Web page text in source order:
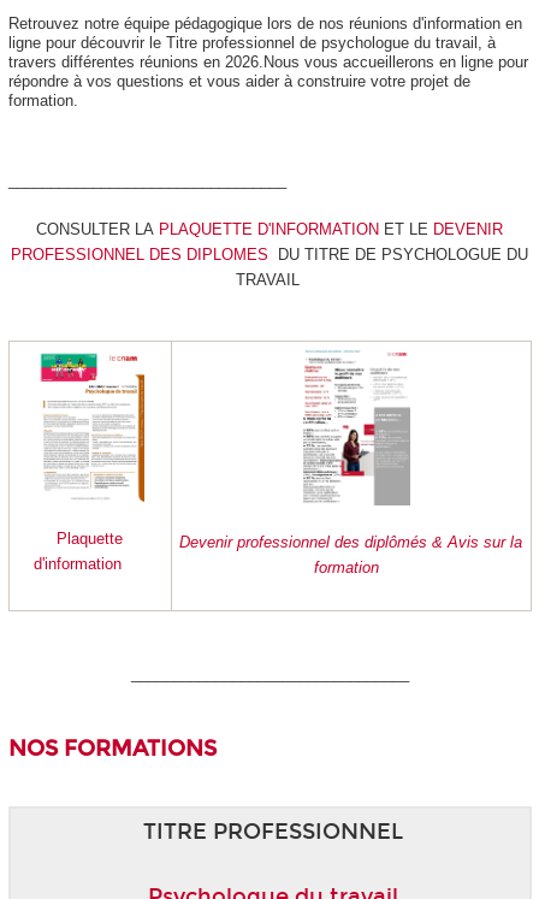
Retrouvez notre équipe pédagogique lors de nos réunions d'information en
ligne pour découvrir le Titre professionnel de psychologue du travail, à
travers différentes réunions en 2026.Nous vous accueillerons en ligne pour
répondre à vos questions et vous aider à construire votre projet de
formation.
CONSULTER LA PLAQUETTE D'INFORMATION ET LE DEVENIR
PROFESSIONNEL DES DIPLOMES
DU TITRE DE PSYCHOLOGUE DU
TRAVAIL
Plaquette
d'information
Devenir professionnel des diplômés & Avis sur la
formation
NOS FORMATIONS
TITRE PROFESSIONNEL